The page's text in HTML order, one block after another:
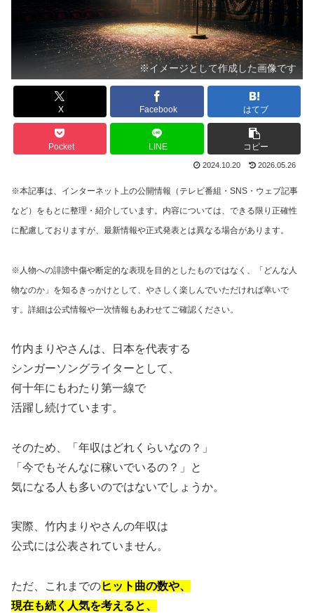
※イメージとして作成した画像です
X Facebook はてブ
Pocket LINE コピー
2024.10.20 2026.05.26
※本記事は、インターネット上の公開情報（テレビ番組・SNS・ウェブ記事
など）をもとに整理・紹介しています。内容については、できる限り正確性
に配慮しておりますが、最新情報や正式発表とは異なる場合があります。
※人物への誹謗中傷や断定的な表現を目的としたものではなく、「どんな人
物なのか」を知るきっかけとして、やさしく楽しんでいただければ幸いで
す。詳細は公式情報や一次情報もあわせてご確認ください。
竹内まりやさんは、日本を代表する
シンガーソングライターとして、
何十年にもわたり第一線で
活躍し続けています。
そのため、「年収はどれくらいなの？」
「今でもそんなに稼いでいるの？」と
気になる人も多いのではないでしょうか。
実際、竹内まりやさんの年収は
公式には公表されていません。
ただ、これまでのヒット曲の数や、
現在も続く人気を考えると、